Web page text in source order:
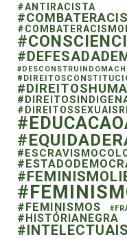
#ANTIRACISTA
#FEMINISMOS
#HISTÓRIANEGRA